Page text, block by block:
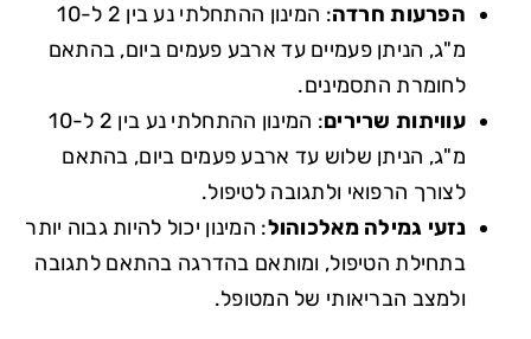
הפרעות חרדה
: המינון ההתחלתי נע בין 2 ל-10
מ"ג, הניתן פעמיים עד ארבע פעמים ביום, בהתאם
לחומרת התסמינים.
עוויתות שרירים
: המינון ההתחלתי נע בין 2 ל-10
מ"ג, הניתן שלוש עד ארבע פעמים ביום, בהתאם
לצורך הרפואי ולתגובה לטיפול.
נזעי גמילה מאלכוהול: המינון יכול להיות גבוה יותר
בתחילת הטיפול, ומותאם בהדרגה בהתאם לתגובה
ולמצב הבריאותי של המטופל.